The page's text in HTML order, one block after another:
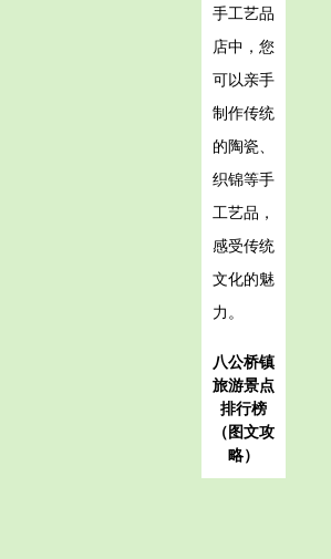
手工艺品
店中，您
可以亲手
制作传统
的陶瓷、
织锦等手
工艺品，
感受传统
文化的魅
力。
八公桥镇
旅游景点
排行榜
（图文攻
略）